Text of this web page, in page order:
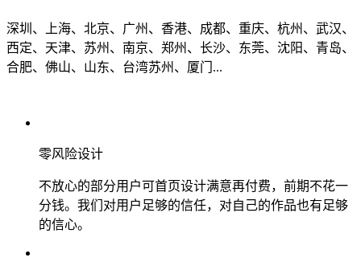
深圳、上海、北京、广州、香港、成都、重庆、杭州、武汉、
西定、天津、苏州、南京、郑州、长沙、东莞、沈阳、青岛、
合肥、佛山、山东、台湾苏州、厦门...
零风险设计
不放心的部分用户可首页设计满意再付费，前期不花一
分钱。我们对用户足够的信任，对自己的作品也有足够
的信心。